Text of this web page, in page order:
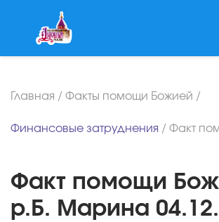
Главная / Факты помощи Божией /
Финансовые затруднения / Факт
Факт помощи
р.Б. Марина